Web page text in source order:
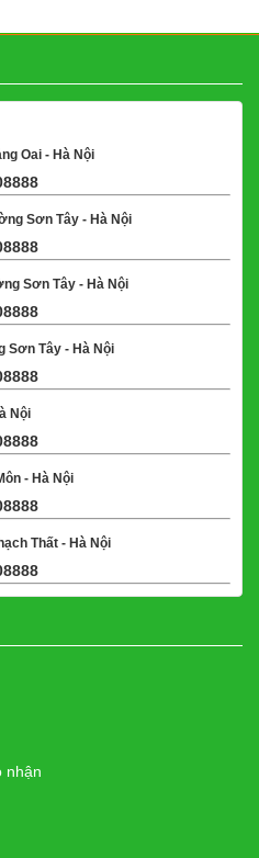
Oai - Hà Nội
Sơn Tây - Hà Nội
Sơn Tây - Hà Nội
Sơn Tây - Hà Nội
Nội
- Hà Nội
Thất - Hà Nội
nhận